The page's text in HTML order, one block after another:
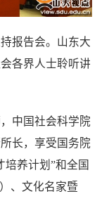
报告会。山东大
各界人士聆听讲
中国社会科学院
长，享受国务院
养计划”和全国
、文化名家暨